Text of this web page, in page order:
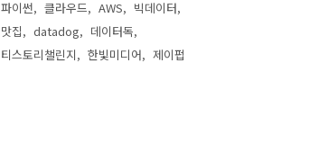
파이썬
클라우드 AWS
빅데이터
맛집
datadog
데이터독
티스토리챌린지
한빛미디어 제이펍